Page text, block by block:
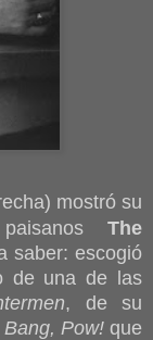
mostró su
The
saber: escogió
de una de las
, de su
Bang, Pow!que